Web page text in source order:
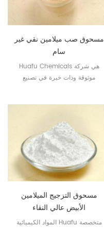
مسحوق صب ميلامين نقي غير
سام
Huafu Chemicals هي شركة
موثوقة وذات خبرة في تصنيع
مسحوق التزجيج الميلامين
الأبيض عالي النقاء
المواد الكيميائية Huafu متخصصة